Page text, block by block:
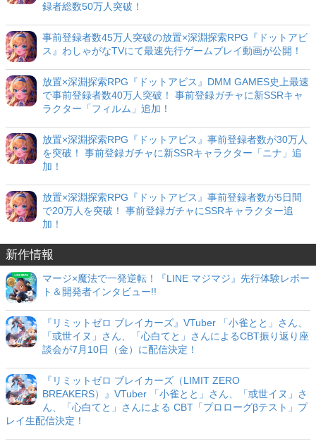
録者総数50万人突破！
事前登録者数45万人突破の放置×深淵探索RPG『ドットアビ
ス』わしゃがなTVにて最速先行ゲームプレイ動画が公開！
放置×深淵探索RPG『ドットアビス』DMM GAMES史上最速
で事前登録者数40万人突破！ 事前登録ガチャに新SSRキャ
ラクター「フィルム」追加！
放置×深淵探索RPG『ドットアビス』事前登録者数が30万人
を突破！ 事前登録ガチャに新SSRキャラクター「ニナ」追
加！
放置×深淵探索RPG『ドットアビス』事前登録者数が5日間
で20万人を突破！ 事前登録ガチャにSSRキャラクター追
加！
新作情報
マージ×魔法で一発逆転！『LINE マジマジ』先行体験レポー
ト＆開発者インタビュー!!
『リミットゼロ ブレイカーズ』VTuber 「小雀とと」さん、
「或世イヌ」さん、「心白てと」さんによるCBT振り返り座
談会が7月10日（金）に配信決定！
『リミットゼロ ブレイカーズ（LIMIT ZERO
BREAKERS）』VTuber 「小雀とと」さん、「或世イヌ」さ
ん、「心白てと」さんによる CBT「プロローグβテスト」プ
レイ生配信決定！